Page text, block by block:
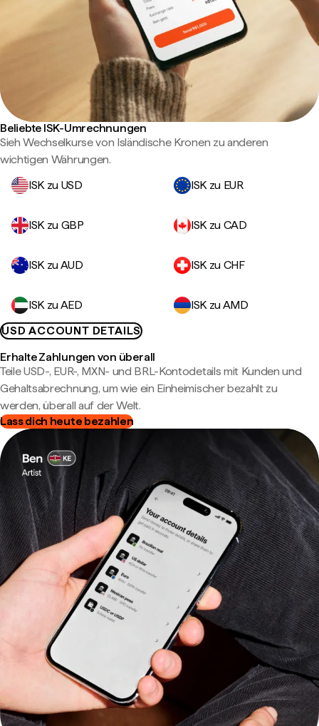
Beliebte ISK-Umrechnungen
Sieh Wechselkurse von Isländische Kronen zu anderen
wichtigen Währungen.
ISK zu USD
ISK zu EUR
ISK zu GBP ISK zu CAD
ISK zu AUD ISK zu CHF
ISK zu AED
ISK zu AMD
USD ACCOUNT DETAILS
Erhalte Zahlungen von überall
Teile USD-, EUR-, MXN- und BRL-Kontodetails mit Kunden und
Gehaltsabrechnung, um wie ein Einheimischer bezahlt zu
werden, überall auf der Welt.
Lass dich heute bezahlen